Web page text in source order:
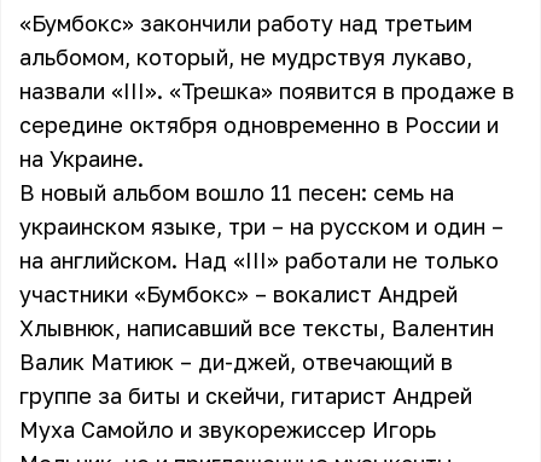
«Бумбокс» закончили работу над третьим
альбомом, который, не мудрствуя лукаво,
назвали «III». «Трешка» появится в продаже в
середине октября одновременно в России и
на Украине.
В новый альбом вошло 11 песен: семь на
украинском языке, три – на русском и один –
на английском. Над «III» работали не только
участники «Бумбокс» – вокалист Андрей
Хлывнюк, написавший все тексты, Валентин
Валик Матиюк – ди-джей, отвечающий в
группе за биты и скейчи, гитарист Андрей
Муха Самойло и звукорежиссер Игорь